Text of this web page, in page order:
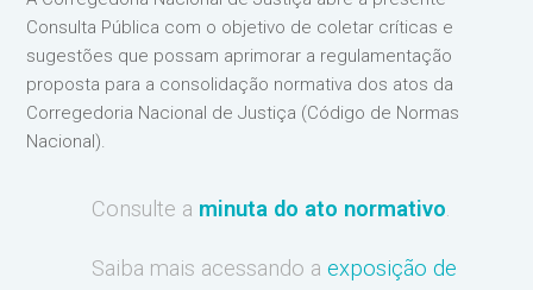
Consulta Pública com o objetivo de coletar críticas e
sugestões que possam aprimorar a regulamentação
proposta para a consolidação normativa dos atos da
Corregedoria Nacional de Justiça (Código de Normas
Nacional).
Consulte a minuta do ato normativo.
Saiba mais acessando aexposição de